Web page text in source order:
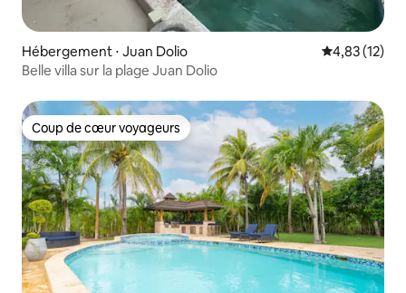
Hébergement ⋅ Juan Dolio Évaluation
4,83 (12)
Belle villa sur la plage Juan Dolio
Coup de cœur voyageurs
Coup de cœur voyageurs